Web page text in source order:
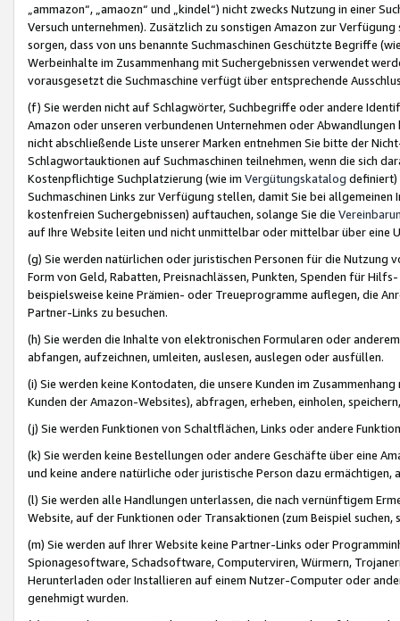
„ammazon“, „amaozn“ und „kindel“) nicht zwecks Nutzung in einer
Versuch unternehmen). Zusätzlich zu sonstigen Amazon zur
sorgen, dass von uns benannte Suchmaschinen Geschützte Begriffe
Werbeinhalte im Zusammenhang mit Suchergebnissen verwendet
vorausgesetzt die Suchmaschine verfügt über entsprechende
(f) Sie werden nicht auf Schlagwörter, Suchbegriffe oder andere
Amazon oder unseren verbundenen Unternehmen oder
nicht abschließende Liste unserer Marken entnehmen Sie bitte der
Schlagwortauktionen auf Suchmaschinen teilnehmen, wenn die sich
Kostenpflichtige Suchplatzierung (wie im Vergütungskatalog definiert)
Suchmaschinen Links zur Verfügung stellen, damit Sie bei
kostenfreien Suchergebnissen) auftauchen, solange Sie die
auf Ihre Website leiten und nicht unmittelbar oder mittelbar über eine
(g) Sie werden natürlichen oder juristischen Personen für die Nutzung
Form von Geld, Rabatten, Preisnachlässen, Punkten, Spenden für
beispielsweise keine Prämien- oder Treueprogramme auflegen, die
Partner-Links zu besuchen.
(h) Sie werden die Inhalte von elektronischen Formularen oder
abfangen, aufzeichnen, umleiten, auslesen, auslegen oder ausfüllen.
(i) Sie werden keine Kontodaten, die unsere Kunden im
Kunden der Amazon-Websites), abfragen, erheben, einholen,
(j) Sie werden Funktionen von Schaltflächen, Links oder andere
(k) Sie werden keine Bestellungen oder andere Geschäfte über eine
und keine andere natürliche oder juristische Person dazu
(l) Sie werden alle Handlungen unterlassen, die nach vernünftigem
Website, auf der Funktionen oder Transaktionen (zum Beispiel
(m) Sie werden auf Ihrer Website keine Partner-Links oder
Spionagesoftware, Schadsoftware, Computerviren, Würmern,
Herunterladen oder Installieren auf einem Nutzer-Computer oder
genehmigt wurden.